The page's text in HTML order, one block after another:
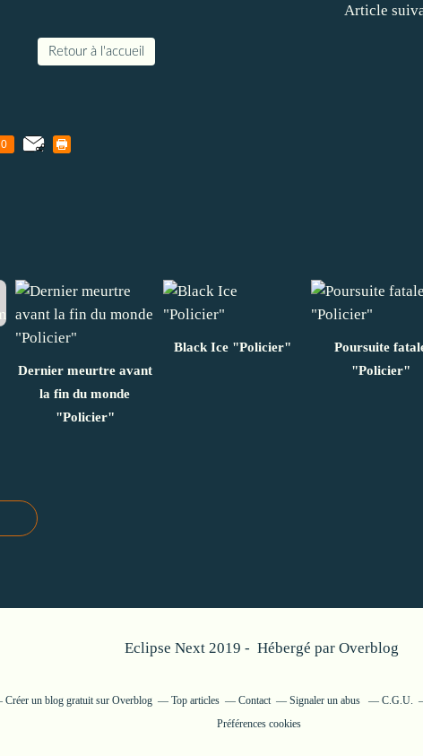
Article
Retour à l'accueil
0
Dernier meurtre avant
la fin du monde
"Policier"
Black Ice "Policier"
Poursuite
"Policier"
Eclipse Next 2019 - Hébergé par Overblog
Créer un blog gratuit sur Overblog Top articles Contact Signaler un abus C.G.U.
Préférences cookies